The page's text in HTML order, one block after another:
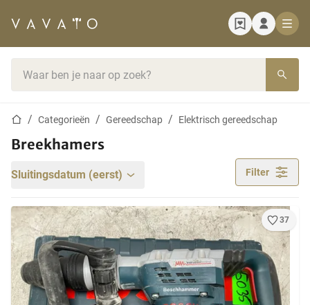
StartpaginaCategorieën Gereedschap Elektrisch gereedschap
Breekhamers
Sluitingsdatum (eerst) Filter
37